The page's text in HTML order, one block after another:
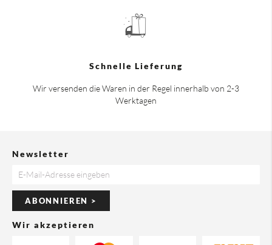
Schnelle Lieferung
Wir versenden die Waren in der Regel innerhalb von 2-3
Werktagen
Newsletter
ABONNIEREN >
Wir akzeptieren